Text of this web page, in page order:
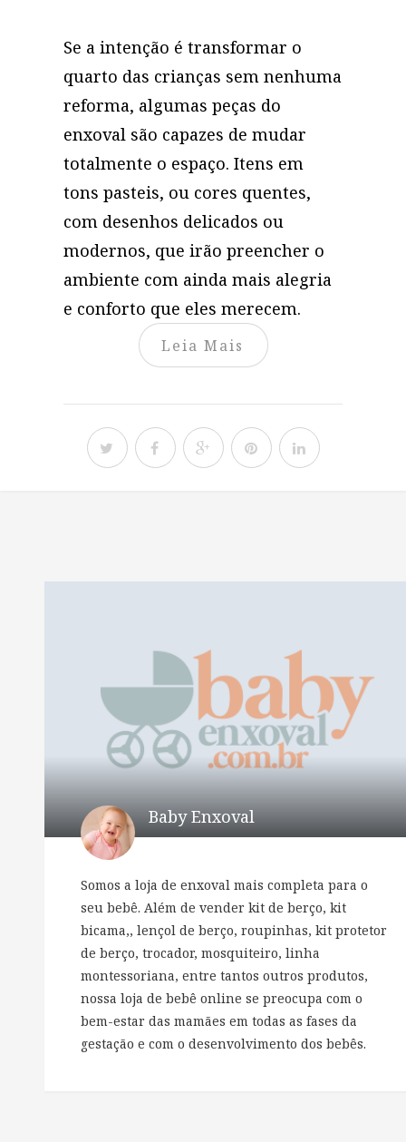
Se a intenção é transformar o
quarto das crianças sem nenhuma
reforma, algumas peças do
enxoval são capazes de mudar
totalmente o espaço. Itens em
tons pasteis, ou cores quentes,
com desenhos delicados ou
modernos, que irão preencher o
ambiente com ainda mais alegria
e conforto que eles merecem.
Leia Mais
Baby Enxoval
Somos a loja de enxoval mais completa para o
seu bebê. Além de vender kit de berço, kit
bicama,, lençol de berço, roupinhas, kit protetor
de berço, trocador, mosquiteiro, linha
montessoriana, entre tantos outros produtos,
nossa loja de bebê online se preocupa com o
bem-estar das mamães em todas as fases da
gestação e com o desenvolvimento dos bebês.